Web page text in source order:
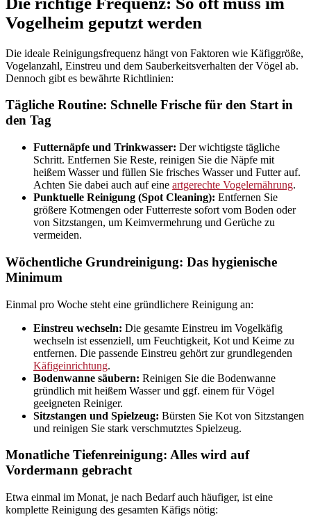
Vogelheim geputzt werden
Die ideale Reinigungsfrequenz hängt von Faktoren wie Käfiggröße,
Vogelanzahl, Einstreu und dem Sauberkeitsverhalten der Vögel ab.
Dennoch gibt es bewährte Richtlinien:
Tägliche Routine: Schnelle Frische für den Start in
den Tag
Futternäpfe und Trinkwasser: Der wichtigste tägliche
Schritt. Entfernen Sie Reste, reinigen Sie die Näpfe mit
heißem Wasser und füllen Sie frisches Wasser und Futter auf.
Achten Sie dabei auch auf eine artgerechte Vogelernährung.
Punktuelle Reinigung (Spot Cleaning): Entfernen Sie
größere Kotmengen oder Futterreste sofort vom Boden oder
von Sitzstangen, um Keimvermehrung und Gerüche zu
vermeiden.
Wöchentliche Grundreinigung: Das hygienische
Minimum
Einmal pro Woche steht eine gründlichere Reinigung an:
Einstreu wechseln: Die gesamte Einstreu im Vogelkäfig
wechseln ist essenziell, um Feuchtigkeit, Kot und Keime zu
entfernen. Die passende Einstreu gehört zur grundlegenden
Käfigeinrichtung.
Bodenwanne säubern: Reinigen Sie die Bodenwanne
gründlich mit heißem Wasser und ggf. einem für Vögel
geeigneten Reiniger.
Sitzstangen und Spielzeug: Bürsten Sie Kot von Sitzstangen
und reinigen Sie stark verschmutztes Spielzeug.
Monatliche Tiefenreinigung: Alles wird auf
Vordermann gebracht
Etwa einmal im Monat, je nach Bedarf auch häufiger, ist eine
komplette Reinigung des gesamten Käfigs nötig: